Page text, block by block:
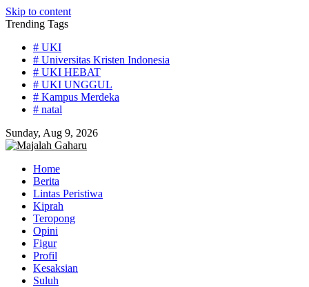
Skip to content
Trending Tags
# UKI
# Universitas Kristen Indonesia
# UKI HEBAT
# UKI UNGGUL
# Kampus Merdeka
# natal
Sunday, Aug 9, 2026
Home
Berita
Lintas Peristiwa
Kiprah
Teropong
Opini
Figur
Profil
Kesaksian
Suluh